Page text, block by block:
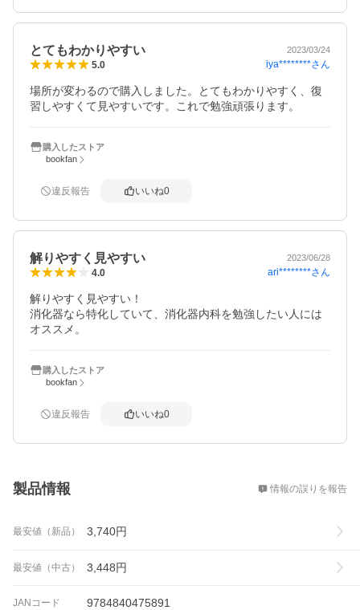
とてもわかりやすい 2023/03/24
5.0 iya********さん
場所が変わるので購入しました。とてもわかりやすく、復
習しやすくて見やすいです。これで勉強頑張ります。
購入したストア
bookfan
違反報告 いいね0
解りやすく見やすい 2023/06/28
4.0 ari********さん
解りやすく見やすい！
消化器なら特化していて、消化器内科を勉強したい人には
購入したストア
bookfan
違反報告 いいね0
製品情報 情報の誤りを報告
最安値（新品） 3,740円
最安値（中古） 3,448円
JANコード 9784840475891